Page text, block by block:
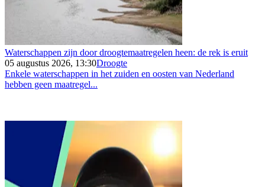
Waterschappen zijn door droogtemaatregelen heen: de rek is eruit
05 augustus 2026, 13:30Droogte
Enkele waterschappen in het zuiden en oosten van Nederland
hebben geen maatregel...